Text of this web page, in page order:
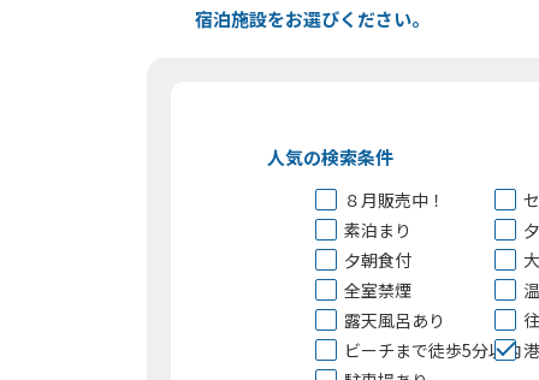
宿泊施設をお選びください。
人気の検索条件
８月販売中！
素泊まり
夕朝食付
全室禁煙
露天風呂あり
ビーチまで徒歩5分以内